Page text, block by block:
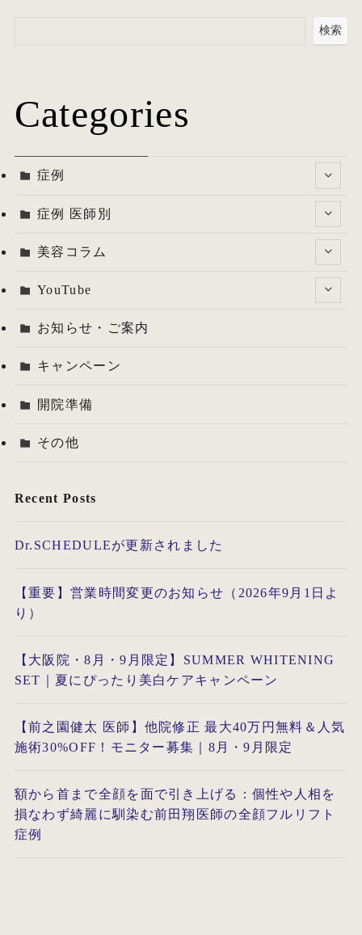
検索
Categories
症例
症例 医師別
美容コラム
YouTube
お知らせ・ご案内
キャンペーン
開院準備
その他
Recent Posts
Dr.SCHEDULEが更新されました
【重要】営業時間変更のお知らせ（2026年9月1日よ
り）
【大阪院・8月・9月限定】SUMMER WHITENING
SET｜夏にぴったり美白ケアキャンペーン
【前之園健太 医師】他院修正 最大40万円無料＆人気
施術30%OFF！モニター募集｜8月・9月限定
額から首まで全顔を面で引き上げる：個性や人相を
損なわず綺麗に馴染む前田翔医師の全顔フルリフト
症例